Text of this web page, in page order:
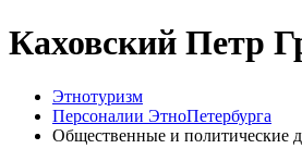
Каховский Петр
Этнотуризм
Персоналии ЭтноПетербурга
Общественные и политические